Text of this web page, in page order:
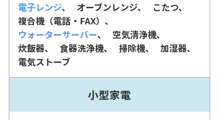
電子レンジ オーブンレンジ
こたつ
複合機（電話・FAX）
ウォーターサーバー
空気清浄機
炊飯器
食器洗浄機 掃除機
加湿器
電気ストーブ
小型家電